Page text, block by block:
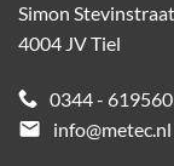
Simon
4004 JV Tiel
0344 - 619560
email
info@metec.nl